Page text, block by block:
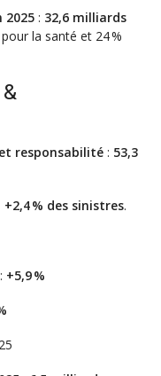
2025 : 32,6 milliards
la santé et 24 %
responsabilité : 53,3
+2,4 % des sinistres.
+5,9 %